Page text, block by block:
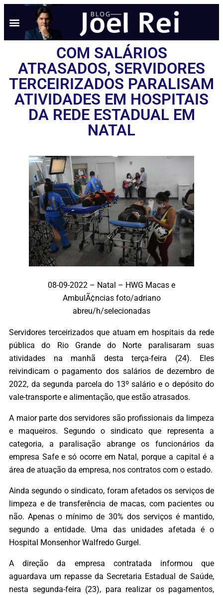
COM SALÁRIOS
ATRASADOS, SERVIDORES
TERCEIRIZADOS PARALISAM
ATIVIDADES EM HOSPITAIS
DA REDE ESTADUAL EM
NATAL
08-09-2022 – Natal – HWG Macas e
AmbulÃ¢ncias foto/adriano
abreu/h/selecionadas
Servidores terceirizados que atuam em hospitais da rede
pública do Rio Grande do Norte paralisaram suas
atividades na manhã desta terça-feira (24). Eles
reivindicam o pagamento dos salários de dezembro de
2022, da segunda parcela do 13º salário e o depósito do
vale-transporte e alimentação, que estão atrasados.
A maior parte dos servidores são profissionais da limpeza
e maqueiros. Segundo o sindicato que representa a
categoria, a paralisação abrange os funcionários da
empresa Safe e só ocorre em Natal, porque a capital é a
área de atuação da empresa, nos contratos com o estado.
Ainda segundo o sindicato, foram afetados os serviços de
limpeza e de transferência de macas, com pacientes ou
não. Apenas o mínimo de 30% dos serviços é mantido,
segundo a entidade. Uma das unidades afetada é o
Hospital Monsenhor Walfredo Gurgel.
A direção da empresa contratada informou que
aguardava um repasse da Secretaria Estadual de Saúde,
nesta segunda-feira (23), para realizar os pagamentos,